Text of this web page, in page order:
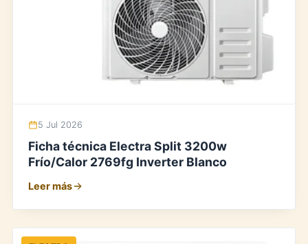
5 Jul 2026
Ficha técnica Electra Split 3200w
Frío/Calor 2769fg Inverter Blanco
Leer más